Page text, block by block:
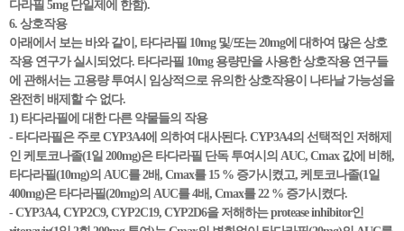
다라필 5mg 단일제에 한함).
6. 상호작용
아래에서 보는 바와 같이, 타다라필 10mg 및/또는 20mg에 대하여 많은 상호
작용 연구가 실시되었다. 타다라필 10mg 용량만을 사용한 상호작용 연구들
에 관해서는 고용량 투여시 임상적으로 유의한 상호작용이 나타날 가능성을
완전히 배제할 수 없다.
1) 타다라필에 대한 다른 약물들의 작용
- 타다라필은 주로 CYP3A4에 의하여 대사된다. CYP3A4의 선택적인 저해제
인 케토코나졸(1일 200mg)은 타다라필 단독 투여시의 AUC, Cmax 값에 비해,
타다라필(10mg)의 AUC를 2배, Cmax를 15 % 증가시켰고, 케토코나졸(1일
400mg)은 타다라필(20mg)의 AUC를 4배, Cmax를 22 % 증가시켰다.
- CYP3A4, CYP2C9, CYP2C19, CYP2D6을 저해하는 protease inhibitor인